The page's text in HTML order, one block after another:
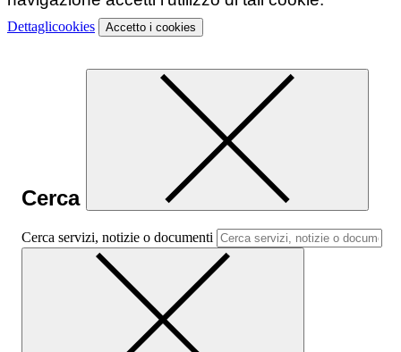
Dettaglicookies Accetto i cookies
Cerca
Cerca servizi, notizie o documenti